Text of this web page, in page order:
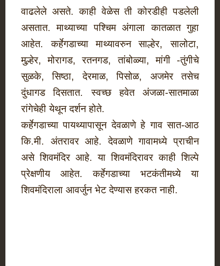
वाढलेले असते. काही वेळेस ती कोरडीही पडलेली
असतात. माथ्याच्या पश्चिम अंगाला कातळात गुहा
आहेत. कर्हेगडाच्या माथ्यावरुन साल्हेर, सालोटा,
मुल्हेर, मोरागड, रतनगड, तांबोळ्या, मांगी -तुंगीचे
सुळके, सिष्ठा, देरमाळ, पिसोळ, अजमेर तसेच
दुंधागड दिसतात. स्वच्छ हवेत अंजळा-सातमाळा
रांगेचेही येथून दर्शन होते.
कर्हेगडाच्या पायथ्यापासून देवळाणे हे गाव सात-आठ
कि.मी. अंतरावर आहे. देवळाणे गावामध्ये प्राचीन
असे शिवमंदिर आहे. या शिवमंदिरावर काही शिल्पे
प्रेक्षणीय आहेत. कर्हेगडाच्या भटकंतीमध्ये या
शिवमंदिराला आवर्जुन भेट देण्यास हरकत नाही.